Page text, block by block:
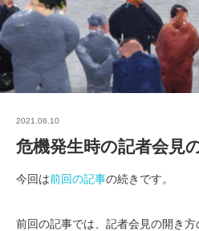
2021.06.10
危機発生時の記者会見
今回は前回の記事の続きです。
前回の記事では、記者会見の開き